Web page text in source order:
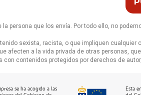
persona que los envía. Por todo ello, no
sexista, racista, o que impliquen cualquier
afecten a la vida privada de otras personas,
contenidos protegidos por derechos de
se ha acogido a las
Esta